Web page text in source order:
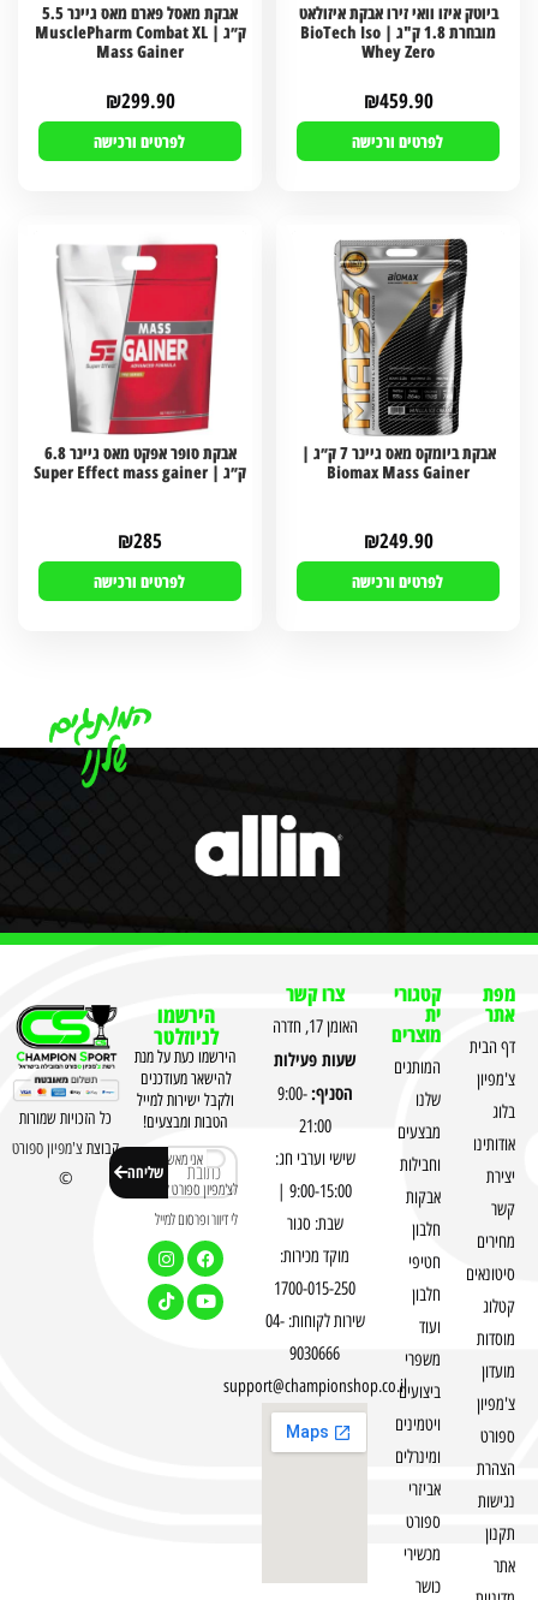
ביוטק איזו וואי זירו אבקת איזולאט
מובחרת 1.8 ק"ג | BioTech Iso
Whey Zero
₪459.90
לפרטים ורכישה
אבקת מאסל פארם מאס גיינר 5.5
ק״ג | MusclePharm Combat XL
Mass Gainer
₪299.90
לפרטים ורכישה
אבקת ביומקס מאס גיינר 7 ק״ג |
Biomax Mass Gainer
₪249.90
לפרטים ורכישה
אבקת סופר אפקט מאס גיינר 6.8
ק״ג | Super Effect mass gainer
₪285
לפרטים ורכישה
מפת
אתר
דף הבית
צ'מפיון
בלוג
אודותינו
יצירת
קשר
מחירים
סיטונאים
קטלוג
מוסדות
מועדון
צ'מפיון
ספורט
הצהרת
נגישות
תקנון
אתר
קטגורי
ית
מוצרים
המותגים
שלנו
מבצעים
וחבילות
אבקות
חלבון
חטיפי
חלבון
ועוד
משפרי
ביצועים
ויטמינים
ומינרלים
אביזרי
ספורט
מכשירי
כושר
צרו קשר
האומן 17, חדרה
שעות פעילות
הסניף:9:00-
21:00
שישי וערבי חג:
9:00-15:00 |
שבת: סגור
מוקד מכירות:
1700-015-250
שירות לקוחות: 04-
9030666
support@championshop.co.il
הירשמו
לניוזלטר
הירשמו כעת על מנת
להישאר מעודכנים
ולקבל ישירות למייל
הטבות ומבצעים!
אני מאשר
לצ'מפיון ספורט לשלוח
לי דיוור ופרסום למייל
שליחה
כל הזכויות שמורות
קבוצתצ'מפיון ספורט
©